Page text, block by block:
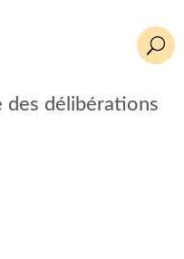
U
des délibérations